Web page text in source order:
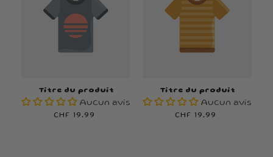
Titre du produit
Aucun avis
Prix
CHF 19.99
Titre du produit
Aucun avis
Prix
CHF 19.99